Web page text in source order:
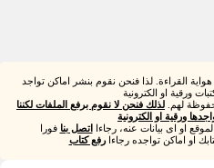
القراءة. لذا فنحن نقوم بنشر اماكن تواجد
ورقية او الكترونية
لهم. لذلك فنحن لا نقوم برفع الملفات لكننا
ورقية او الكترونية
او اى بيانات عنه، رجاءااتصل بنا فورا
او اماكن تواجده رجاءارفع كتاب